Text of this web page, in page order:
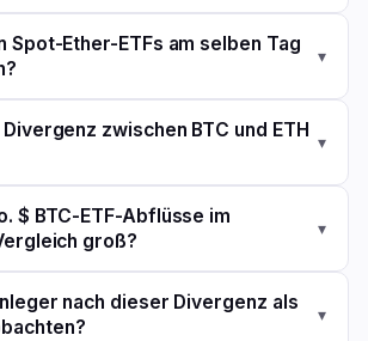
Spot-Ether-ETFs am selben Tag
▾
zwischen BTC und ETH
▾
$ BTC-ETF-Abflüsse im
groß?
▾
nach dieser Divergenz als
▾